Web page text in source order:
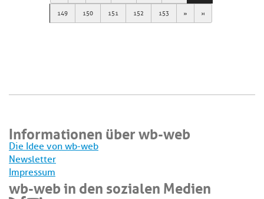
149 150 151 152 153 Next Last
Informationen über wb-web
Die Idee von wb-web
Newsletter
Impressum
wb-web in den sozialen Medien